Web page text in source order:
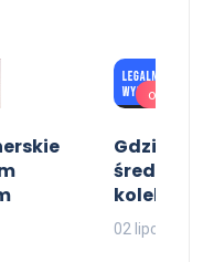
oferta
Gdzie
średnie
02 lipca,